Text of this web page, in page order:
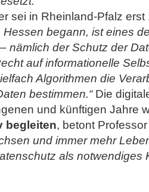
sei in Rheinland-Pfalz
Hessen begann, ist eines
nämlich der Schutz der
auf informationelle
Algorithmen die
bestimmen.“Die
und künftigen Jahre
begleiten, betont
und immer mehr
als notwendiges